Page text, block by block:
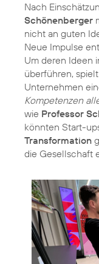
Nach
Schönenberger
nicht an guten
Neue Impulse
Um deren Ideen
überführen,
Unternehmen
Kompetenzen
wie Professor
könnten Start-
Transformation
die Gesellschaft